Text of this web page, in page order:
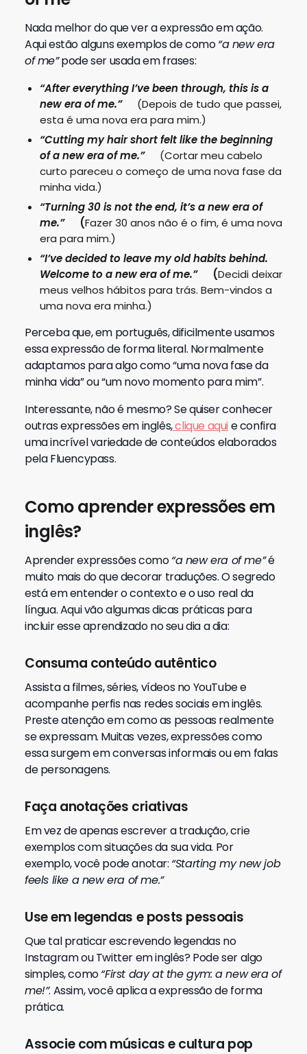
Nada melhor do que ver a expressão em ação.
Aqui estão alguns exemplos de como“a new era
of me”pode ser usada em frases:
“After everything I’ve been through, this is a
new era of me.”
(Depois de tudo que passei,
esta é uma nova era para mim.)
“Cutting my hair short felt like the beginning
of a new era of me.”
(Cortar meu cabelo
curto pareceu o começo de uma nova fase da
minha vida.)
“Turning 30 is not the end, it’s a new era of
me.”
(Fazer 30 anos não é o fim, é uma nova
era para mim.)
“I’ve decided to leave my old habits behind.
Welcome to a new era of me.”
(Decidi deixar
meus velhos hábitos para trás. Bem-vindos a
uma nova era minha.)
Perceba que, em português, dificilmente usamos
essa expressão de forma literal. Normalmente
adaptamos para algo como “uma nova fase da
minha vida” ou “um novo momento para mim”.
Interessante, não é mesmo? Se quiser conhecer
outras expressões em inglês,clique aqui e confira
uma incrível variedade de conteúdos elaborados
pela Fluencypass.
Como aprender expressões em
inglês?
Aprender expressões como“a new era of me”é
muito mais do que decorar traduções. O segredo
está em entender o contexto e o uso real da
língua. Aqui vão algumas dicas práticas para
incluir esse aprendizado no seu dia a dia:
Consuma conteúdo autêntico
Assista a filmes, séries, vídeos no YouTube e
acompanhe perfis nas redes sociais em inglês.
Preste atenção em como as pessoas realmente
se expressam. Muitas vezes, expressões como
essa surgem em conversas informais ou em falas
de personagens.
Faça anotações criativas
Em vez de apenas escrever a tradução, crie
exemplos com situações da sua vida. Por
exemplo, você pode anotar: “Starting my new job
feels like a new era of me.”
Use em legendas e posts pessoais
Que tal praticar escrevendo legendas no
Instagram ou Twitter em inglês? Pode ser algo
simples, como“First day at the gym: a new era of
me!”. Assim, você aplica a expressão de forma
prática.
Associe com músicas e cultura pop